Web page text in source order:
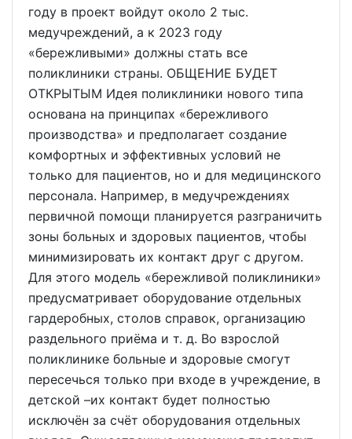
году в проект войдут около 2 тыс.
медучреждений, а к 2023 году
«бережливыми» должны стать все
поликлиники страны. ОБЩЕНИЕ БУДЕТ
ОТКРЫТЫМ Идея поликлиники нового типа
основана на принципах «бережливого
производства» и предполагает создание
комфортных и эффективных условий не
только для пациентов, но и для медицинского
персонала. Например, в медучреждениях
первичной помощи планируется разграничить
зоны больных и здоровых пациентов, чтобы
минимизировать их контакт друг с другом.
Для этого модель «бережливой поликлиники»
предусматривает оборудование отдельных
гардеробных, столов справок, организацию
раздельного приёма и т. д. Во взрослой
поликлинике больные и здоровые смогут
пересечься только при входе в учреждение, в
детской –их контакт будет полностью
исключён за счёт оборудования отдельных